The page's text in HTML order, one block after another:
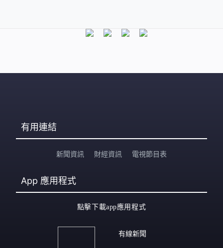
有用連結
新聞資訊 財經資訊 電視節目表
App 應用程式
點擊下載app應用程式
有線新聞